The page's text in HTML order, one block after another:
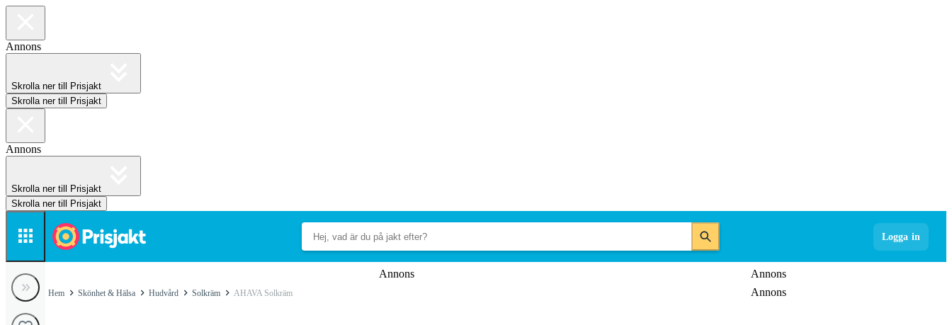
Annons
Skrolla ner till Prisjakt
Skrolla ner till Prisjakt
Annons
Skrolla ner till Prisjakt
Skrolla ner till Prisjakt
Logga in
Annons
Annons
Annons
Hem Skönhet & Hälsa Hudvård Solkräm AHAVA Solkräm